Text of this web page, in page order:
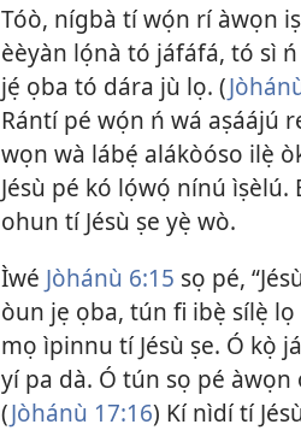
Tóò, nígbà tí wọ́n rí àwọn
èèyàn lọ́nà tó jáfáfá, tó sì
jẹ́ ọba tó dára jù lọ. (
Rántí pé wọ́n ń wá aṣáájú
wọn wà lábẹ́ alákòóso ilẹ̀
Jésù pé kó lọ́wọ́ nínú
ohun tí Jésù ṣe yẹ̀ wò.
Ìwé Jòhánù 6:15 sọ pé,
òun jẹ ọba, tún fi ibẹ̀ sílẹ̀
mọ ìpinnu tí Jésù ṣe. Ó kọ̀
yí pa dà. Ó tún sọ pé
(Jòhánù 17:16) Kí nìdí tí